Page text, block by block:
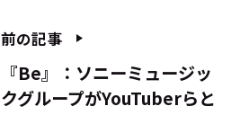
前の記事
『Be』：ソニーミュージッ
クグループがYouTuberらと